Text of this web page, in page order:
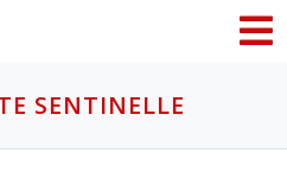
SENTINELLE